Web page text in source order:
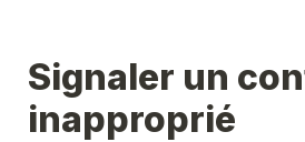
Signaler un
inapproprié